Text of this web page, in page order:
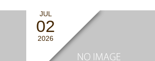
JUL
02
2026